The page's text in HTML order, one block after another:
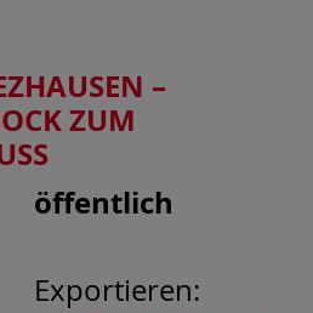
–
ZUM
öffentlich
Exportieren: